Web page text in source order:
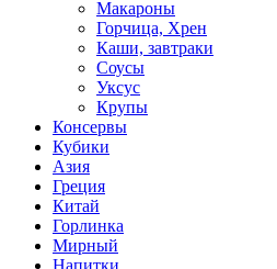
Макароны
Горчица, Хрен
Каши, завтраки
Соусы
Уксус
Крупы
Консервы
Кубики
Азия
Греция
Китай
Горлинка
Мирный
Напитки